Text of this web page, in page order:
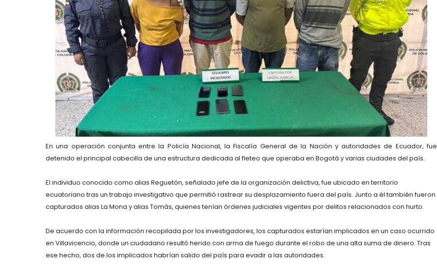
En una operación conjunta entre la Policía Nacional, la Fiscalía General de la Nación y autoridades de Ecuador, fue
detenido el principal cabecilla de una estructura dedicada al fleteo que operaba en Bogotá y varias ciudades del país.
El individuo conocido como alias Reguetón, señalado jefe de la organización delictiva, fue ubicado en territorio
ecuatoriano tras un trabajo investigativo que permitió rastrear su desplazamiento fuera del país. Junto a él también fueron
capturados alias La Mona yalias Tomás, quienes tenían órdenes judiciales vigentes por delitos relacionados con hurto.
De acuerdo con la información recopilada por los investigadores, los capturados estarían implicados en un caso ocurrido
en Villavicencio, donde un ciudadano resultó herido con arma de fuego durante el robo de una alta suma de dinero. Tras
ese hecho, dos de los implicados habrían salido del país para evadir a las autoridades.